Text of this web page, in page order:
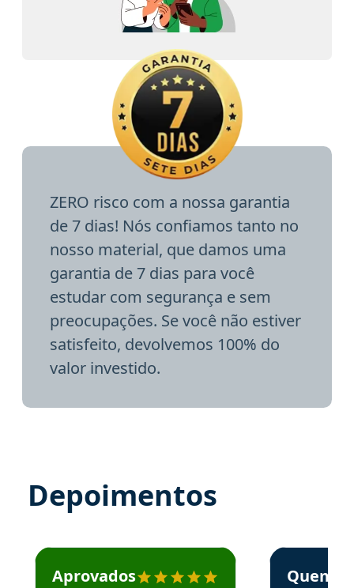
ZERO risco com a nossa garantia
de 7 dias! Nós confiamos tanto no
nosso material, que damos uma
garantia de 7 dias para você
estudar com segurança e sem
preocupações. Se você não estiver
satisfeito, devolvemos 100% do
valor investido.
Depoimentos
Estudante José recomenda o Aprova Concursos em
Aprovados
Estudante
Quem